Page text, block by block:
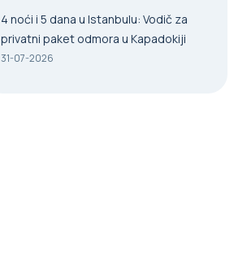
4 noći i 5 dana u Istanbulu: Vodič za
privatni paket odmora u Kapadokiji
31-07-2026